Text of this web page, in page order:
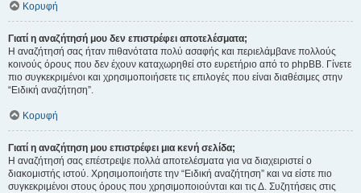
Κορυφή
Γιατί η αναζήτησή μου δεν επιστρέφει αποτελέσματα;
Η αναζήτησή σας ήταν πιθανότατα πολύ ασαφής και περιελάμβανε πολλούς
κοινούς όρους που δεν έχουν καταχωρηθεί στο ευρετήριο από το phpBB. Γίνετε
πιο συγκεκριμένοι και χρησιμοποιήσετε τις επιλογές που είναι διαθέσιμες στην
“Ειδική αναζήτηση”.
Κορυφή
Γιατί η αναζήτηση μου επιστρέφει μια κενή σελίδα;
Η αναζήτησή σας επέστρεψε πολλά αποτελέσματα για να διαχειριστεί ο
διακομιστής ιστού. Χρησιμοποιήστε την “Ειδική αναζήτηση” και να είστε πιο
συγκεκριμένοι στους όρους που χρησιμοποιούνται και τις Δ. Συζητήσεις στις